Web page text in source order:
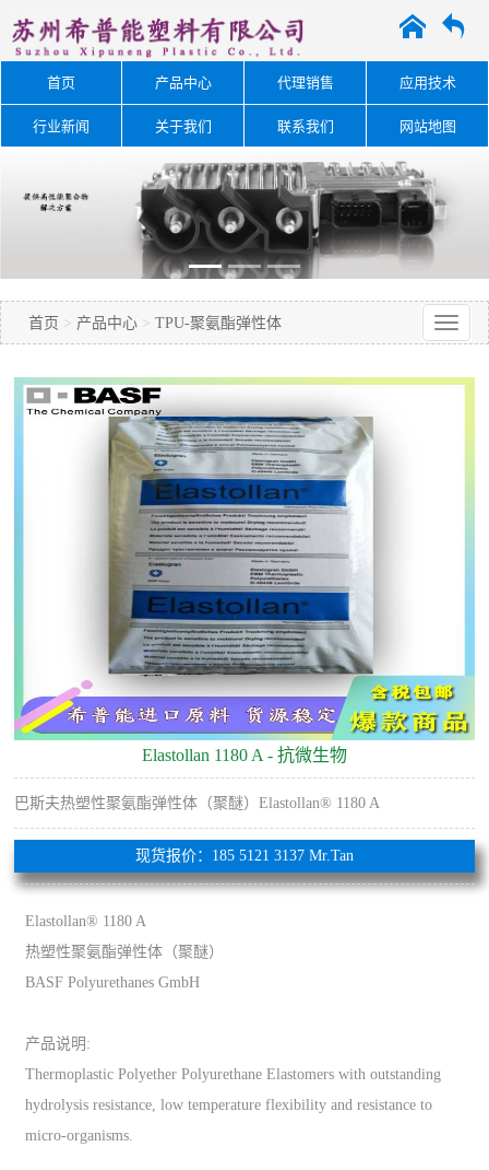
A O
首页 产品中心 代理销售 应用技术
行业新闻 关于我们 联系我们 网站地图
首页 > 产品中心 > TPU-聚氨酯弹性体
Elastollan 1180 A - 抗微生物
巴斯夫热塑性聚氨酯弹性体（聚醚）Elastollan® 1180 A
现货报价：185 5121 3137 Mr.Tan
Elastollan® 1180 A
热塑性聚氨酯弹性体（聚醚）
BASF Polyurethanes GmbH
产品说明:
Thermoplastic Polyether Polyurethane Elastomers with outstanding
hydrolysis resistance, low temperature flexibility and resistance to
micro-organisms.